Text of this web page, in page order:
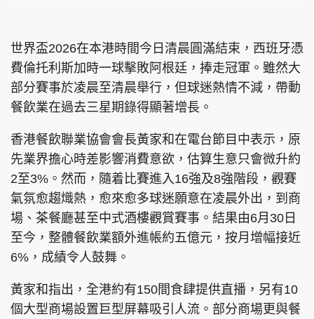
世界盃2026在本港時間今日清晨圓滿結束，西班牙憑
費倫托利斯加時一球擊敗阿根廷，捧走冠軍。雖然大
部分賽事於凌晨至清晨舉行，但球迷熱情不減，帶動
餐飲業在過去三星期錄得顯著增長。
香港餐飲聯業協會會長黃家和在電台節目中表示，原
先業界擔心時差影響消費意欲，估算生意只會微升約
2至3%。然而，隨着比賽進入16強及8強階段，觀賽
氣氛愈趨熾熱，愈來愈多球迷願意在凌晨外出，到商
場、茶餐廳甚至中式酒樓觀賞賽事。結果由6月30日
至今，整體餐飲業額外進帳約五億元，按月增幅接近
6%，成績令人鼓舞。
黃家和指出，全港約有150間食肆提供直播，另有10
個大型商場設置巨型屏幕吸引人流。部分商場更與餐